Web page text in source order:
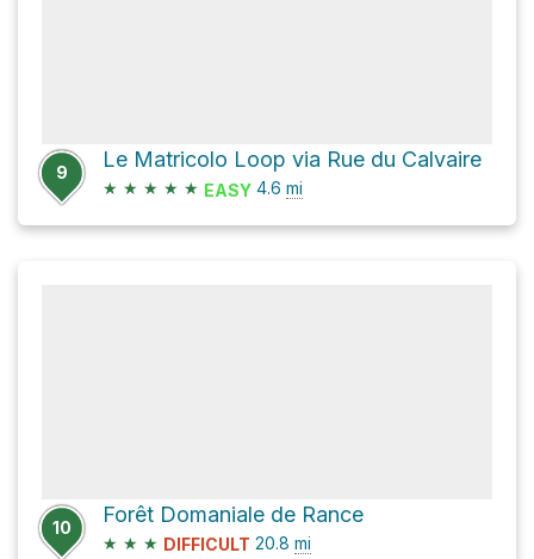
9
Le Matricolo Loop via Rue du Calvaire
★ ★ ★ ★ ★ EASY 4.6 mi
10
Forêt Domaniale de Rance
★ ★ ★ DIFFICULT 20.8 mi